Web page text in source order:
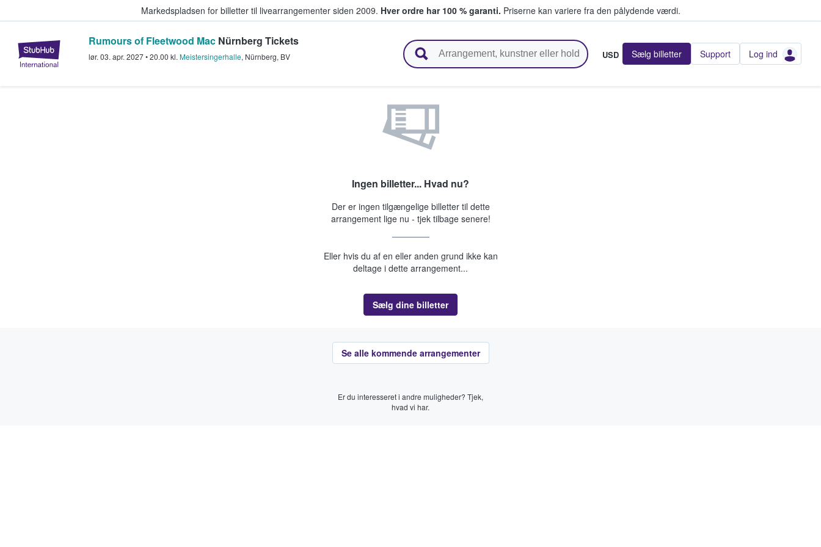
Markedspladsen for billetter til livearrangementer siden 2009. Hver ordre har 100 % garanti. Priserne kan variere fra den pålydende værdi.
StubHub - Hvor fans køber og sælger billetter
Rumours of Fleetwood Mac Nürnberg Tickets
lør. 03. apr. 2027•20.00 kl. Meistersingerhalle, Nürnberg, BV USD Sælg billetter Support Log ind
Ingen billetter... Hvad nu?
Der er ingen tilgængelige billetter til dette
arrangement lige nu - tjek tilbage senere!
Eller hvis du af en eller anden grund ikke kan
deltage i dette arrangement...
Sælg dine billetter
Se alle kommende arrangementer
Er du interesseret i andre muligheder? Tjek,
hvad vi har.